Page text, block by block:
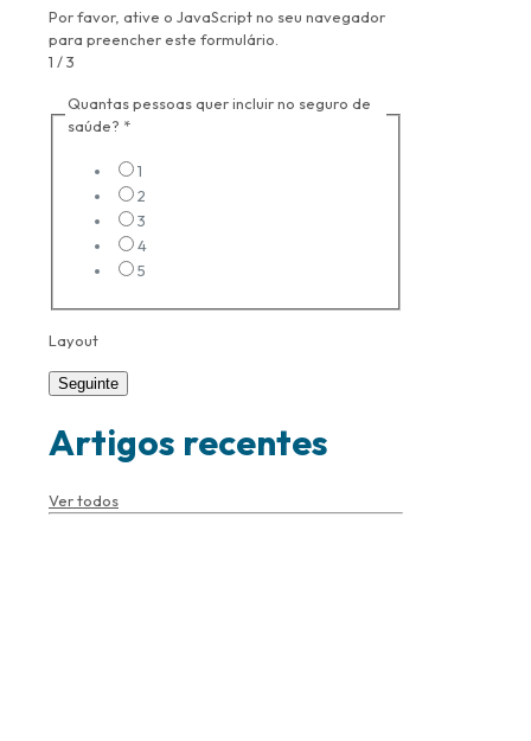
Por favor, ative o JavaScript no seu navegador
para preencher este formulário.
1 / 3
Quantas pessoas quer incluir no seguro de
saúde? *
1
2
3
4
5
Layout
Seguinte
Artigos recentes
Ver todos